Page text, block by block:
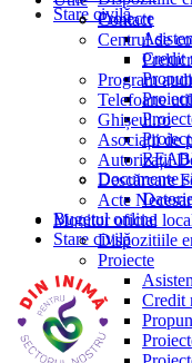
Stare civilă
Proiecte
Credit
Documente
Bugetul online
Stare civilă
Contact
Centrul de
Program
Telefoane
Ghișeul.ro
Asociații de
Autorizații
Descărcare
Acte
Monitor oficial
Dispozitiile
Proiecte
Credit